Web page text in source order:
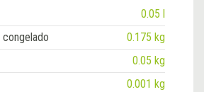
0.05 l
congelado
0.175 kg
0.05 kg
0.001 kg